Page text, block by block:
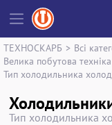
ТЕХНОСКАРБ > Всі
Велика побутова техніка
Тип холодильника